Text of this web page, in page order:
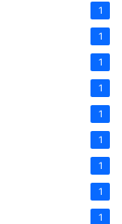
1
1
1
1
1
1
1
1
1